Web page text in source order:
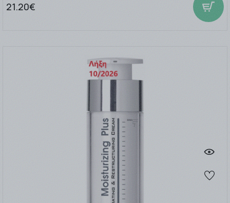
21.20€